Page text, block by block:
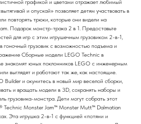
графикой и цветами отражает любимый
и опускай» позволяет детям участвовать в
повторять трюки, которые они видели на
Подарок монстр-трака 2 в 1. Предоставьте
для игр с этим игрушечным грузовиком 2-в-1,
гоночный грузовик с возможностью подъема и
Сборные модели LEGO Technic в
знакомят юных поклонников LEGO с инженерным
выглядят и работают так же, как настоящие.
Builder и окунитесь в новый мир веселой сборки,
и вращать модели в 3D, сохранять наборы и
грузовика-монстра. Дети могут собрать этот
Technic Monster Jam™ Monster Mutt™ Dalmatian
Эта игрушка 2-в-1 с функцией «потяни и